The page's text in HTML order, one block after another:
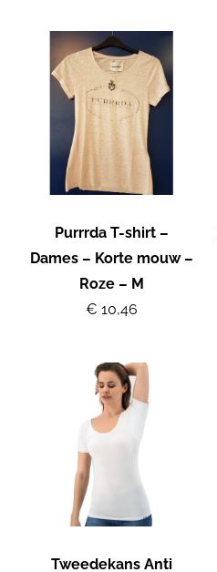
Purrrda T-shirt –
Dames – Korte mouw –
Roze – M
€ 10,46
Tweedekans Anti